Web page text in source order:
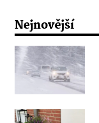
Nejnovější